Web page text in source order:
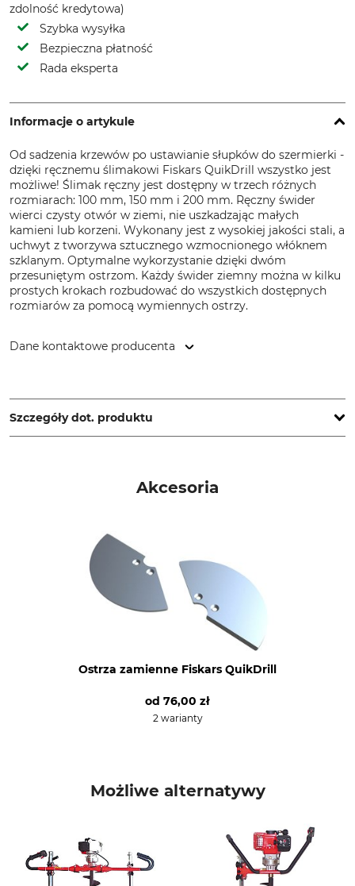
zdolność kredytowa)
Szybka wysyłka
Bezpieczna płatność
Rada eksperta
Informacje o artykule
Od sadzenia krzewów po ustawianie słupków do szermierki -
dzięki ręcznemu ślimakowi Fiskars QuikDrill wszystko jest
możliwe! Ślimak ręczny jest dostępny w trzech różnych
rozmiarach: 100 mm, 150 mm i 200 mm. Ręczny świder
wierci czysty otwór w ziemi, nie uszkadzając małych
kamieni lub korzeni. Wykonany jest z wysokiej jakości stali, a
uchwyt z tworzywa sztucznego wzmocnionego włóknem
szklanym. Optymalne wykorzystanie dzięki dwóm
przesuniętym ostrzom. Każdy świder ziemny można w kilku
prostych krokach rozbudować do wszystkich dostępnych
rozmiarów za pomocą wymiennych ostrzy.
Dane kontaktowe producenta
Finland, www.fiskars.com
Szczegóły dot. produktu
Akcesoria
Ostrza zamienne Fiskars QuikDrill
od 76,00 zł
2 warianty
Możliwe alternatywy